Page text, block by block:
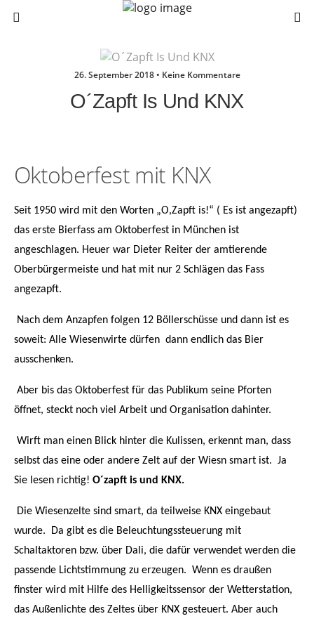
26. September 2018 • Keine Kommentare
O´zapft Is Und KNX
Oktoberfest mit KNX
Seit 1950 wird mit den Worten „O,Zapft is!“ ( Es ist angezapft)
das erste Bierfass am Oktoberfest in München ist
angeschlagen. Heuer war Dieter Reiter der amtierende
Oberbürgermeiste und hat mit nur 2 Schlägen das Fass
angezapft.
Nach dem Anzapfen folgen 12 Böllerschüsse und dann ist es
soweit: Alle Wiesenwirte dürfen dann endlich das Bier
ausschenken.
Aber bis das Oktoberfest für das Publikum seine Pforten
öffnet, steckt noch viel Arbeit und Organisation dahinter.
Wirft man einen Blick hinter die Kulissen, erkennt man, dass
selbst das eine oder andere Zelt auf der Wiesn smart ist. Ja
Sie lesen richtig! O´zapft is und KNX.
Die Wiesenzelte sind smart, da teilweise KNX eingebaut
wurde. Da gibt es die Beleuchtungssteuerung mit
Schaltaktoren bzw. über Dali, die dafür verwendet werden die
passende Lichtstimmung zu erzeugen. Wenn es draußen
finster wird mit Hilfe des Helligkeitssensor der Wetterstation,
das Außenlichte des Zeltes über KNX gesteuert. Aber auch